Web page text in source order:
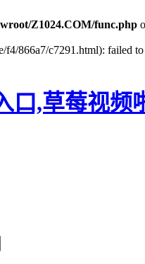
Z1024.COM/func.php
f4/866a7/c7291.html): failed
口,草莓视